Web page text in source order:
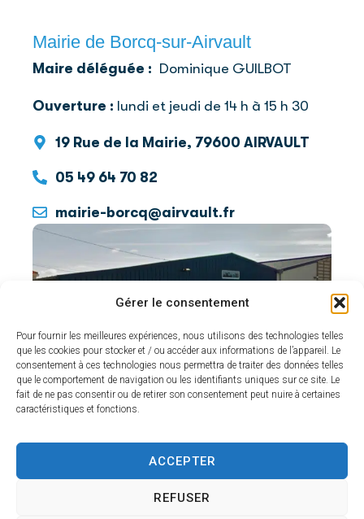
Gérer le consentement
Pour fournir les meilleures expériences, nous utilisons des technologies telles
que les cookies pour stocker et / ou accéder aux informations de l’appareil. Le
consentement à ces technologies nous permettra de traiter des données telles
que le comportement de navigation ou les identifiants uniques sur ce site. Le
fait de ne pas consentir ou de retirer son consentement peut nuire à certaines
caractéristiques et fonctions.
ACCEPTER
REFUSER
Mairie de Borcq-sur-Airvault
Maire déléguée : Dominique GUILBOT
Ouverture : lundi et jeudi de 14 h à 15 h 30
19 Rue de la Mairie, 79600 AIRVAULT
05 49 64 70 82
mairie-borcq@airvault.fr
Mairie de Tessonnière
Maire déléguée :Frédérique Dambrine
Ouverture :mardi et vendredi de 10 h 30 à 12